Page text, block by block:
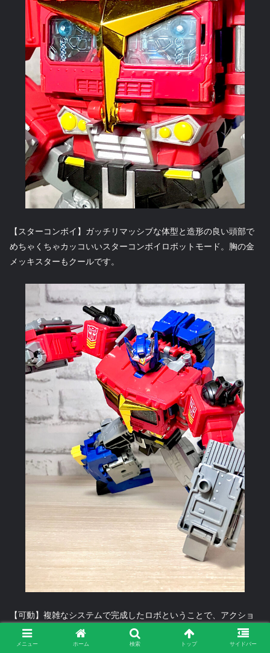
【スターコンボイ】ガッチリマッシブな体型と造形の良い頭部で
めちゃくちゃカッコいいスターコンボイロボットモード。胸の金
メッキスターもクールです。
【可動】複雑なシステムで完成したロボということで、アクショ
ンには弱点あり。下半身の可動域が狭く、激しいポーズは苦手で
す。
メニュー ホーム 検索 トップ サイドバー